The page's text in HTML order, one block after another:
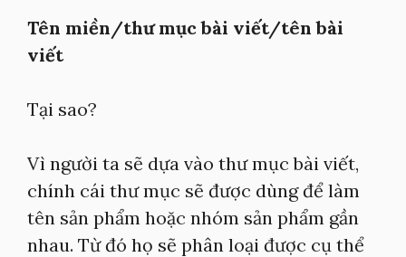
Tên miền/thư mục bài viết/tên bài
viết
Tại sao?
Vì người ta sẽ dựa vào thư mục bài viết,
chính cái thư mục sẽ được dùng để làm
tên sản phẩm hoặc nhóm sản phẩm gần
nhau. Từ đó họ sẽ phân loại được cụ thể